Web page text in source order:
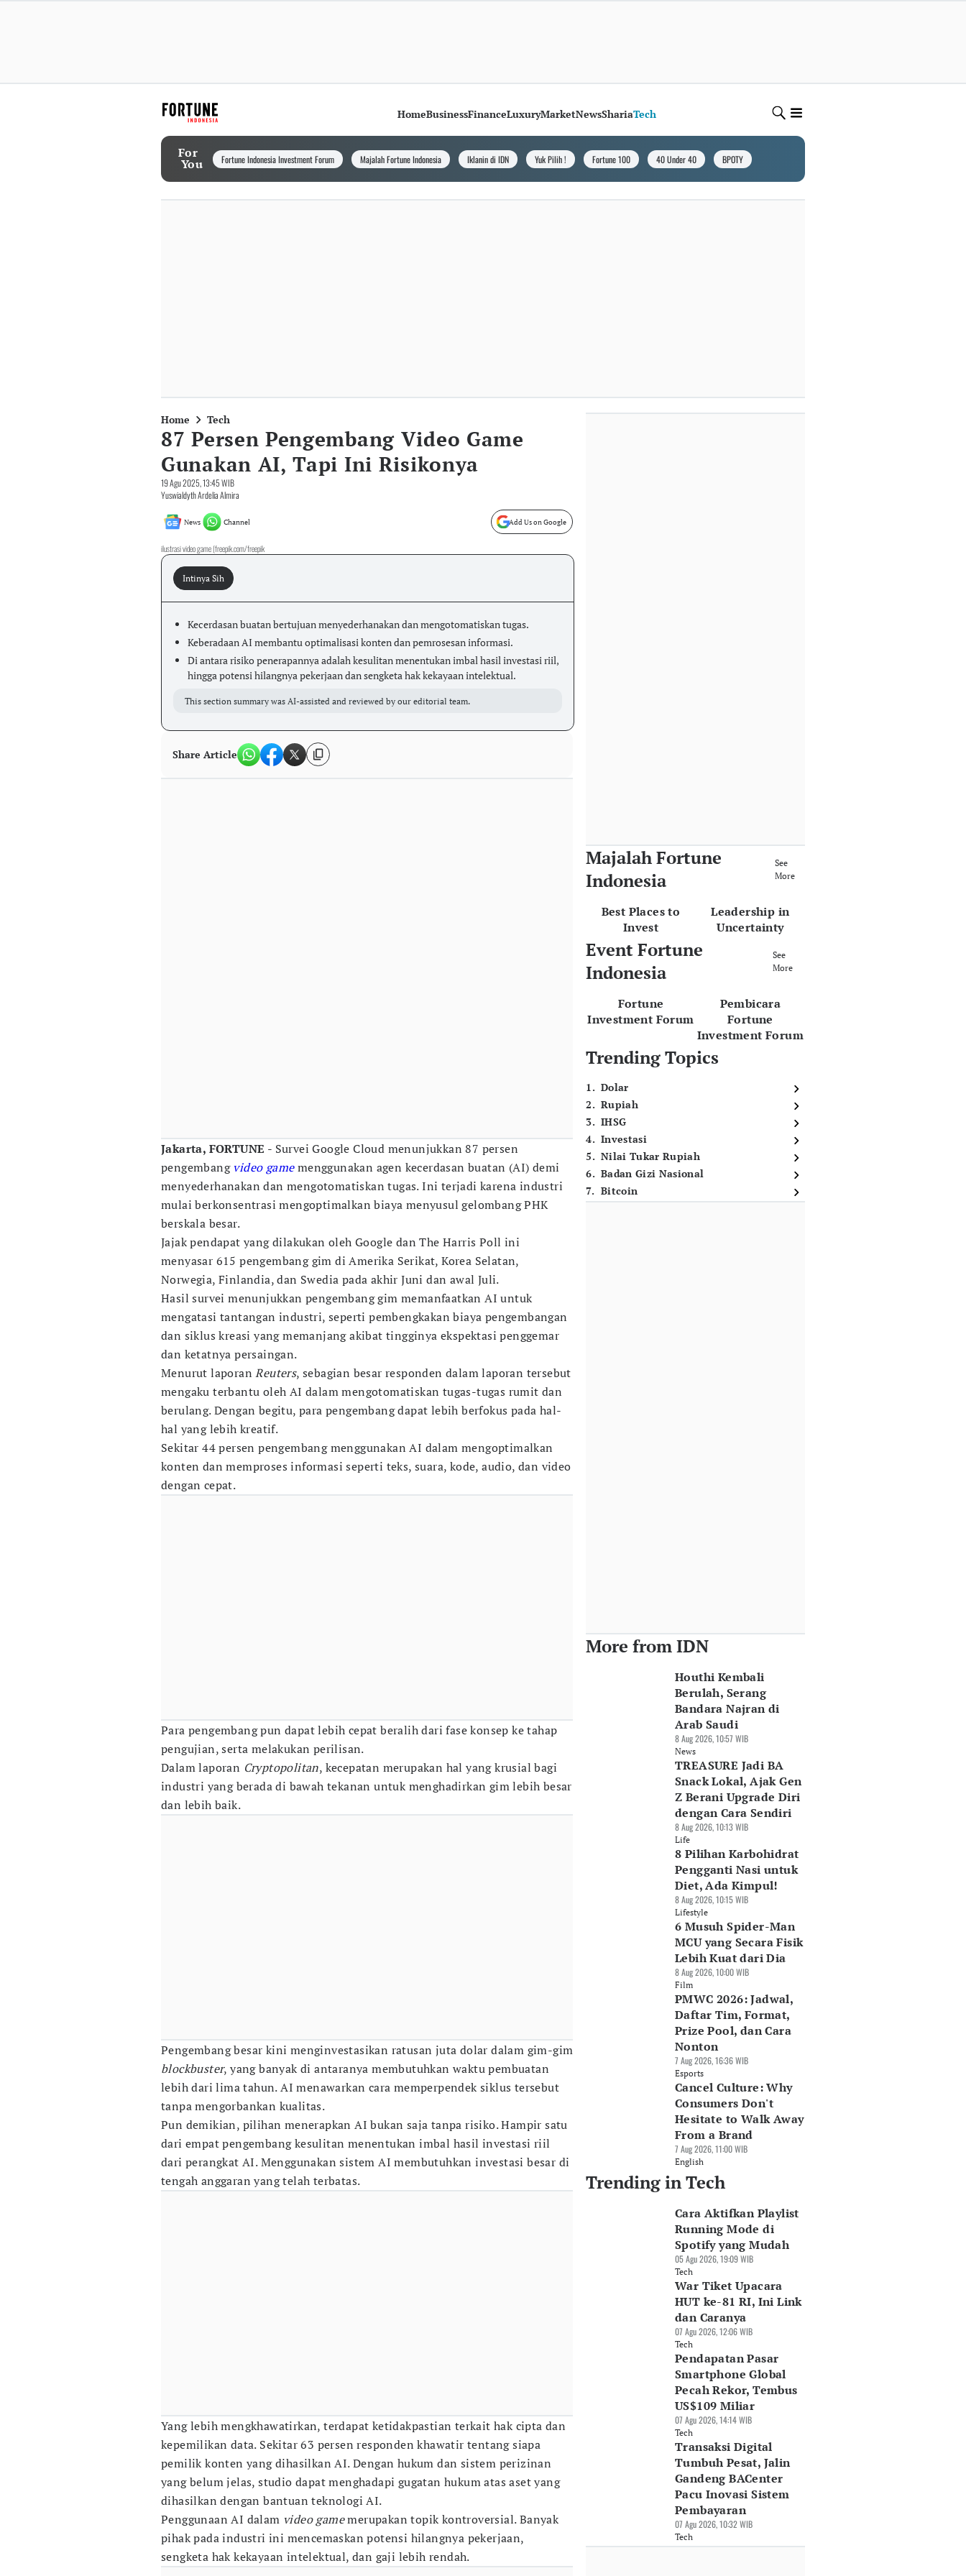
HomeBusinessFinanceLuxuryMarketNewsShariaTech
For
You Fortune Indonesia Investment Forum Majalah Fortune Indonesia Iklanin di IDN Yuk Pilih ! Fortune 100 40 Under 40 BPOTY
Home Tech
87 Persen Pengembang Video Game
Gunakan AI, Tapi Ini Risikonya
19 Agu 2025, 13:45 WIB
Yuswialdyth Ardelia Almira
News Channel Add Us on Google
ilustrasi video game (freepik.com/freepik
Intinya Sih
Kecerdasan buatan bertujuan menyederhanakan dan mengotomatiskan tugas.
Keberadaan AI membantu optimalisasi konten dan pemrosesan informasi.
Di antara risiko penerapannya adalah kesulitan menentukan imbal hasil investasi riil,
hingga potensi hilangnya pekerjaan dan sengketa hak kekayaan intelektual.
This section summary was AI-assisted and reviewed by our editorial team.
Share Article
Jakarta, FORTUNE - Survei Google Cloud menunjukkan 87 persen
pengembangvideo gamemenggunakan agen kecerdasan buatan (AI) demi
menyederhanakan dan mengotomatiskan tugas. Ini terjadi karena industri
mulai berkonsentrasi mengoptimalkan biaya menyusul gelombang PHK
berskala besar.
Jajak pendapat yang dilakukan oleh Google dan The Harris Poll ini
menyasar 615 pengembang gim di Amerika Serikat, Korea Selatan,
Norwegia, Finlandia, dan Swedia pada akhir Juni dan awal Juli.
Hasil survei menunjukkan pengembang gim memanfaatkan AI untuk
mengatasi tantangan industri, seperti pembengkakan biaya pengembangan
dan siklus kreasi yang memanjang akibat tingginya ekspektasi penggemar
dan ketatnya persaingan.
Menurut laporanReuters, sebagian besar responden dalam laporan tersebut
mengaku terbantu oleh AI dalam mengotomatiskan tugas-tugas rumit dan
berulang. Dengan begitu, para pengembang dapat lebih berfokus pada hal-
hal yang lebih kreatif.
Sekitar 44 persen pengembang menggunakan AI dalam mengoptimalkan
konten dan memproses informasi seperti teks, suara, kode, audio, dan video
dengan cepat.
Para pengembang pun dapat lebih cepat beralih dari fase konsep ke tahap
pengujian, serta melakukan perilisan.
Dalam laporan Cryptopolitan, kecepatan merupakan hal yang krusial bagi
industri yang berada di bawah tekanan untuk menghadirkan gim lebih besar
dan lebih baik.
Pengembang besar kini menginvestasikan ratusan juta dolar dalam gim-gim
blockbuster, yang banyak di antaranya membutuhkan waktu pembuatan
lebih dari lima tahun. AI menawarkan cara memperpendek siklus tersebut
tanpa mengorbankan kualitas.
Pun demikian, pilihan menerapkan AI bukan saja tanpa risiko. Hampir satu
dari empat pengembang kesulitan menentukan imbal hasil investasi riil
dari perangkat AI. Menggunakan sistem AI membutuhkan investasi besar di
tengah anggaran yang telah terbatas.
Yang lebih mengkhawatirkan, terdapat ketidakpastian terkait hak cipta dan
kepemilikan data. Sekitar 63 persen responden khawatir tentang siapa
pemilik konten yang dihasilkan AI. Dengan hukum dan sistem perizinan
yang belum jelas, studio dapat menghadapi gugatan hukum atas aset yang
dihasilkan dengan bantuan teknologi AI.
Penggunaan AI dalam video gamemerupakan topik kontroversial. Banyak
pihak pada industri ini mencemaskan potensi hilangnya pekerjaan,
sengketa hak kekayaan intelektual, dan gaji lebih rendah.
Majalah Fortune
Indonesia
See
More
Best Places to
Invest
Leadership in
Uncertainty
Event Fortune
Indonesia
See
More
Fortune
Investment Forum
Pembicara
Fortune
Investment Forum
Trending Topics
1. Dolar
2. Rupiah
3. IHSG
4. Investasi
5. Nilai Tukar Rupiah
6. Badan Gizi Nasional
7. Bitcoin
More from IDN
Houthi Kembali
Berulah, Serang
Bandara Najran di
Arab Saudi
8 Aug 2026, 10:57 WIB
News
TREASURE Jadi BA
Snack Lokal, Ajak Gen
Z Berani Upgrade Diri
dengan Cara Sendiri
8 Aug 2026, 10:13 WIB
Life
8 Pilihan Karbohidrat
Pengganti Nasi untuk
Diet, Ada Kimpul!
8 Aug 2026, 10:15 WIB
Lifestyle
6 Musuh Spider-Man
MCU yang Secara Fisik
Lebih Kuat dari Dia
8 Aug 2026, 10:00 WIB
Film
PMWC 2026: Jadwal,
Daftar Tim, Format,
Prize Pool, dan Cara
Nonton
7 Aug 2026, 16:36 WIB
Esports
Cancel Culture: Why
Consumers Don't
Hesitate to Walk Away
From a Brand
7 Aug 2026, 11:00 WIB
English
Trending in Tech
Cara Aktifkan Playlist
Running Mode di
Spotify yang Mudah
05 Agu 2026, 19:09 WIB
Tech
War Tiket Upacara
HUT ke-81 RI, Ini Link
dan Caranya
07 Agu 2026, 12:06 WIB
Tech
Pendapatan Pasar
Smartphone Global
Pecah Rekor, Tembus
US$109 Miliar
07 Agu 2026, 14:14 WIB
Tech
Transaksi Digital
Tumbuh Pesat, Jalin
Gandeng BACenter
Pacu Inovasi Sistem
Pembayaran
07 Agu 2026, 10:32 WIB
Tech